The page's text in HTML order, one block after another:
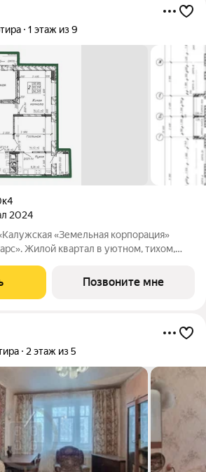
1 этаж из 9
2024
«Земельная корпорация»
Жилой квартал в уютном, тихом,
детский сад, остановка
магазины, аптеки,
Позвоните мне
2 этаж из 5